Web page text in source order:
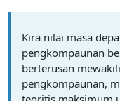
Kira nilai masa
pengkompaunan
berterusan
pengkompaunan,